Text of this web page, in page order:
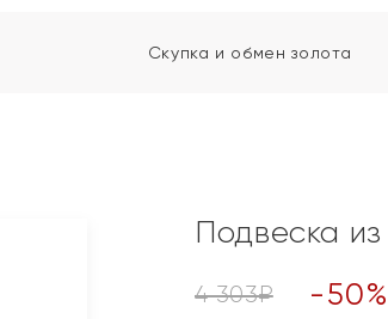
Скупка и обмен золота
Подвеска
4 303₽ -50%